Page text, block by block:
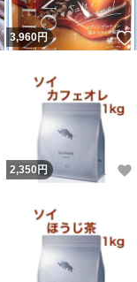
いいね！
3,960円
いいね！
2,350 円